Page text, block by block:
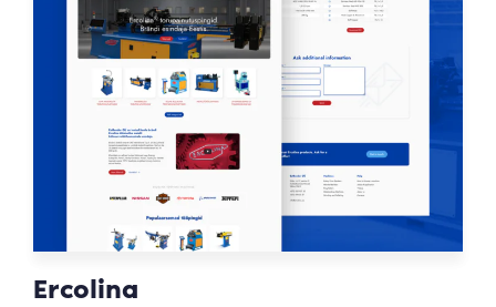
Ercolina